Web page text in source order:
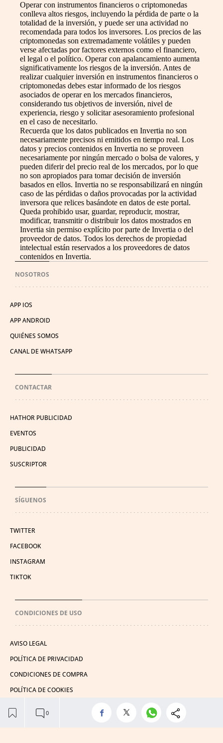
Operar con instrumentos financieros o criptomonedas
conlleva altos riesgos, incluyendo la pérdida de parte o la
totalidad de la inversión, y puede ser una actividad no
recomendada para todos los inversores. Los precios de las
criptomonedas son extremadamente volátiles y pueden
verse afectadas por factores externos como el financiero,
el legal o el político. Operar con apalancamiento aumenta
significativamente los riesgos de la inversión. Antes de
realizar cualquier inversión en instrumentos financieros o
criptomonedas debes estar informado de los riesgos
asociados de operar en los mercados financieros,
considerando tus objetivos de inversión, nivel de
experiencia, riesgo y solicitar asesoramiento profesional
en el caso de necesitarlo.
Recuerda que los datos publicados en Invertia no son
necesariamente precisos ni emitidos en tiempo real. Los
datos y precios contenidos en Invertia no se proveen
necesariamente por ningún mercado o bolsa de valores, y
pueden diferir del precio real de los mercados, por lo que
no son apropiados para tomar decisión de inversión
basados en ellos. Invertia no se responsabilizará en ningún
caso de las pérdidas o daños provocadas por la actividad
inversora que relices basándote en datos de este portal.
Queda prohibido usar, guardar, reproducir, mostrar,
modificar, transmitir o distribuir los datos mostrados en
Invertia sin permiso explícito por parte de Invertia o del
proveedor de datos. Todos los derechos de propiedad
intelectual están reservados a los proveedores de datos
contenidos en Invertia.
NOSOTROS
APP IOS
APP ANDROID
QUIÉNES SOMOS
CANAL DE WHATSAPP
CONTACTAR
HATHOR PUBLICIDAD
EVENTOS
PUBLICIDAD
SUSCRIPTOR
SÍGUENOS
TWITTER
FACEBOOK
INSTAGRAM
TIKTOK
CONDICIONES DE USO
AVISO LEGAL
POLÍTICA DE PRIVACIDAD
CONDICIONES DE COMPRA
POLÍTICA DE COOKIES
ADMINISTRACIÓN UTIQ